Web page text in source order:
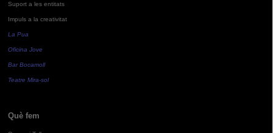
Suport a les entitats
Impuls a la creativitat
La Pua
Oficina Jove
Bar Bocamoll
Teatre Mira-sol
Què fem